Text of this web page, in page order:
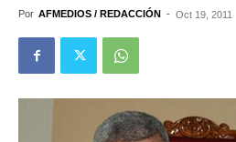
Por AFMEDIOS / REDACCIÓN - Oct 19, 2011